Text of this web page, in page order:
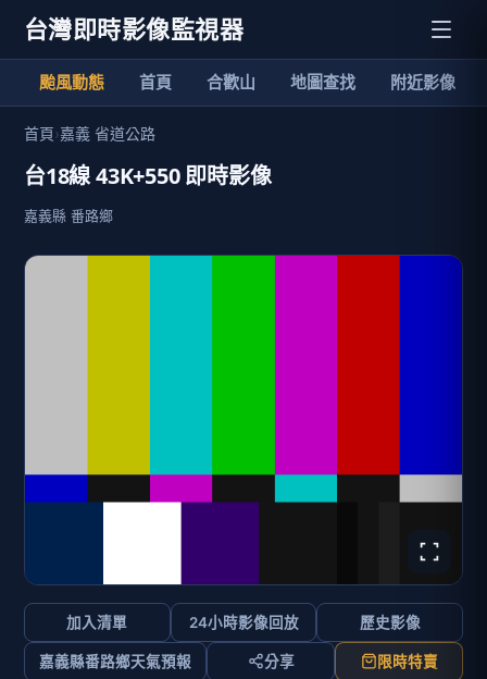
台灣即時影像監視器
颱風動態 首頁 合歡山 地圖查找 附近影像
首頁›嘉義 省道公路
台18線 43K+550 即時影像
嘉義縣 番路鄉
加入清單 24小時影像回放 歷史影像
嘉義縣番路鄉天氣預報 分享 限時特賣